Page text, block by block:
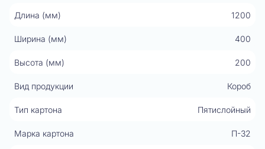
Длина (мм) 1200
Ширина (мм) 400
Высота (мм) 200
Вид продукции Короб
Тип картона Пятислойный
Марка картона П-32